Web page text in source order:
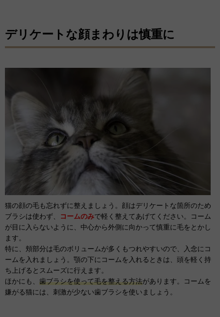
デリケートな顔まわりは慎重に
猫の顔の毛も忘れずに整えましょう。顔はデリケートな箇所のため
ブラシは使わず、
コームのみで軽く整えてあげてください。コーム
が目に入らないように、中心から外側に向かって慎重に毛をとかし
ます。
特に、頬部分は毛のボリュームが多くもつれやすいので、入念にコ
ームを入れましょう。顎の下にコームを入れるときは、頭を軽く持
ち上げるとスムーズに行えます。
ほかにも、 歯ブラシを使って毛を整える方法があります。コームを
嫌がる猫には、刺激が少ない歯ブラシを使いましょう。